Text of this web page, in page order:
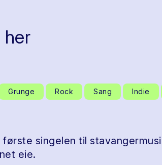
Grunge Rock Sang Indie
singelen til
eie.